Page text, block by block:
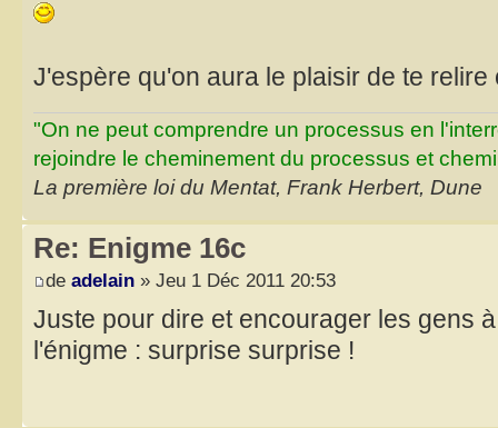
J'espère qu'on aura le plaisir de te
"On ne peut comprendre un processus en
rejoindre le cheminement du processus et
La première loi du Mentat, Frank Herbert, Dune
Re: Enigme 16c
de adelain » Jeu 1 Déc 2011 20:53
Juste pour dire et encourager les gens
l'énigme : surprise surprise !